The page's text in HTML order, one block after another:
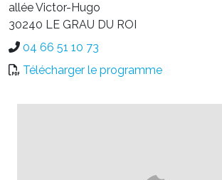
allée Victor-Hugo
30240 LE GRAU DU ROI
04 66 51 10 73
Télécharger le programme